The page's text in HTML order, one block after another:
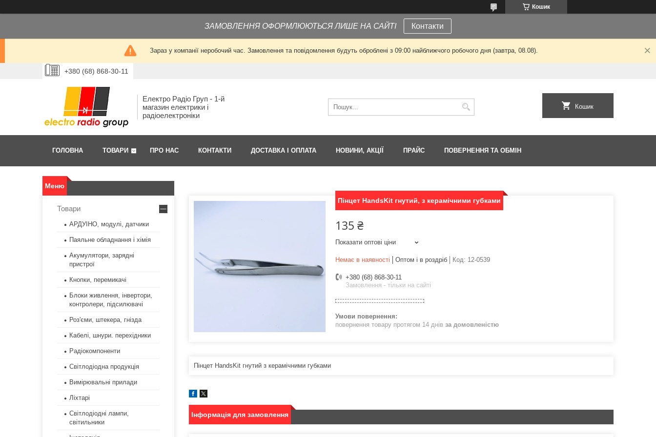
Кошик
ЗАМОВЛЕННЯ ОФОРМЛЮЮТЬСЯ ЛИШЕ НА САЙТІ Контакти
Зараз у компанії неробочий час. Замовлення та повідомлення будуть оброблені з 09:00 найближчого робочого дня (завтра, 08.08).
+380 (68) 868-30-11
Електро Радіо Груп - 1-й
магазин електрики і
радіоелектроніки
Кошик
ГОЛОВНА ТОВАРИ ПРО НАС КОНТАКТИ ДОСТАВКА І ОПЛАТА НОВИНИ, АКЦІЇ ПРАЙС ПОВЕРНЕННЯ ТА ОБМІН
Пінцет HandsKit гнутий, з керамічними губками
135 ₴
Показати оптові ціни
Немає в наявності Оптом і в роздріб Код: 12-0539
+380 (68) 868-30-11
Замовлення - тільки на сайті
повернення товару протягом 14 днів за домовленістю
Пінцет HandsKit гнутий з керамічними губками
Інформація для замовлення
Товари
АРДУІНО, модулі, датчики
Паяльне обладнання і хімія
Акумулятори, зарядні
пристрої
Кнопки, перемикачі
Блоки живлення, інвертори,
контролери, підсилювачі
Роз'єми, штекера, гнізда
Кабелі, шнури. перехідники
Радіокомпоненти
Світлодіодна продукція
Вимірювальні прилади
Ліхтарі
Світлодіодні лампи,
світильники